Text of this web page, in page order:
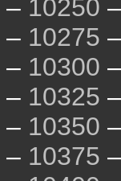
– 10250
– 10275
– 10300
– 10325
– 10350
– 10375